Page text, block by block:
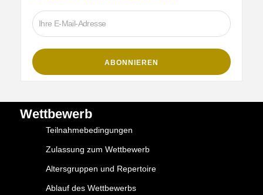
Wettbewerb
Teilnahmebedingungen
Zulassung zum Wettbewerb
Altersgruppen und Repertoire
Ablauf des Wettbewerbs